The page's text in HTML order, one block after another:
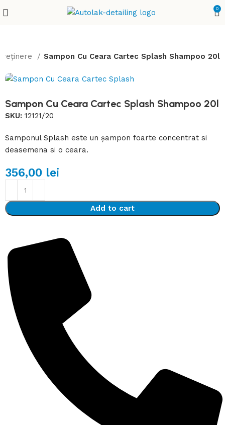
0
Sampon Cu Ceara Cartec Splash Shampoo 20l
Sampon Cu Ceara Cartec Splash Shampoo 20l
SKU:12121/20
Samponul Splash este un șampon foarte concentrat si
deasemena si o ceara.
356,00 lei
Add to cart